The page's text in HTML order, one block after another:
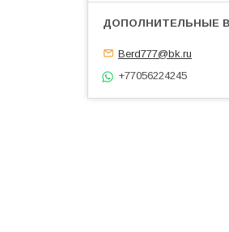
Berd777@bk.ru
+77056224245